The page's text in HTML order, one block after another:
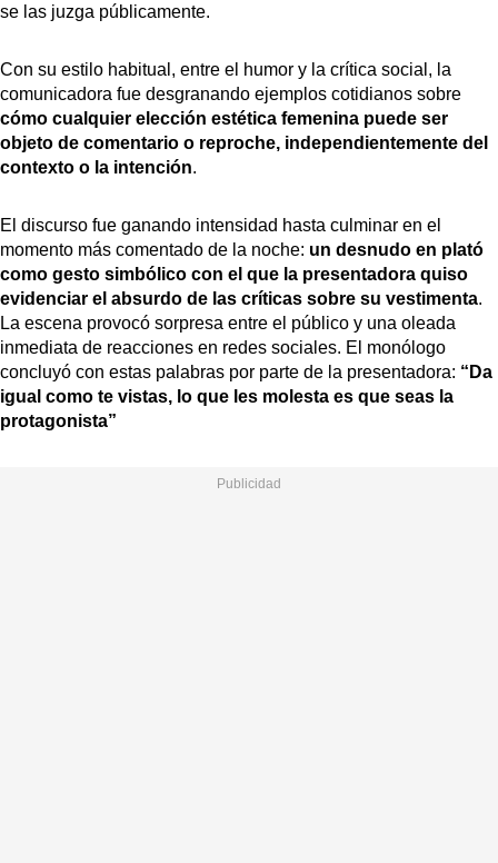
se las juzga públicamente.
Con su estilo habitual, entre el humor y la crítica social, la
comunicadora fue desgranando ejemplos cotidianos sobre
cómo cualquier elección estética femenina puede ser
objeto de comentario o reproche, independientemente del
contexto o la intención.
El discurso fue ganando intensidad hasta culminar en el
momento más comentado de la noche: un desnudo en plató
como gesto simbólico con el que la presentadora quiso
evidenciar el absurdo de las críticas sobre su vestimenta.
La escena provocó sorpresa entre el público y una oleada
inmediata de reacciones en redes sociales. El monólogo
concluyó con estas palabras por parte de la presentadora: “Da
igual como te vistas, lo que les molesta es que seas la
protagonista”